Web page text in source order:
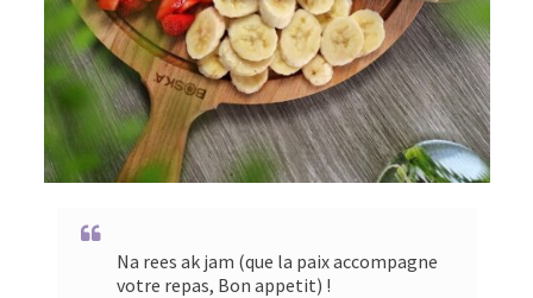
Na rees ak jam (que la paix accompagne
votre repas, Bon appetit) !